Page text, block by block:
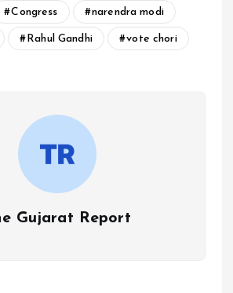
Congress narendra modi
Rahul Gandhi vote chori
Gujarat Report